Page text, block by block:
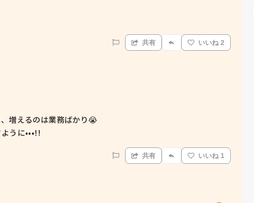
共有 いいね 2
増えるのは業務ばかり😭
うに•••!!
共有 いいね 1